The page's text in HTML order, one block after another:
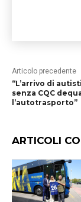
Articolo precedente
“L’arrivo di
senza CQC
l’autotrasporto”
ARTICOLI